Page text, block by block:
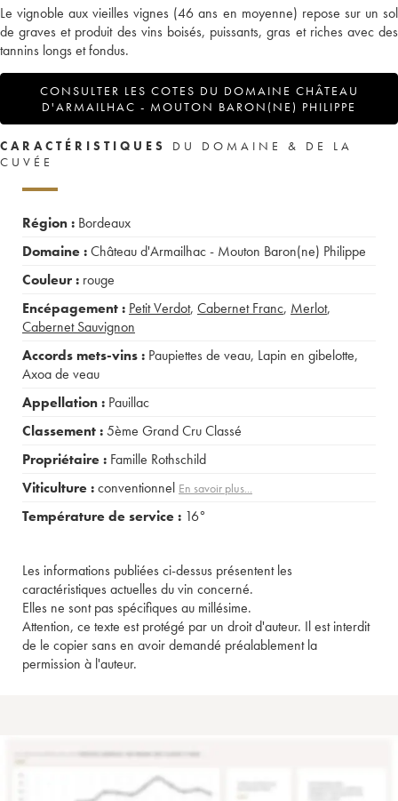
Le vignoble aux vieilles vignes (46 ans en moyenne) repose sur un sol
de graves et produit des vins boisés, puissants, gras et riches avec des
tannins longs et fondus.
CONSULTER LES COTES DU DOMAINE CHÂTEAU
D'ARMAILHAC - MOUTON BARON(NE) PHILIPPE
CARACTÉRISTIQUES
DU DOMAINE & DE LA
CUVÉE
Région : Bordeaux
Domaine :Château d'Armailhac - Mouton Baron(ne) Philippe
Couleur : rouge
Encépagement : Petit Verdot, Cabernet Franc, Merlot,
Cabernet Sauvignon
Accords mets-vins : Paupiettes de veau, Lapin en gibelotte,
Axoa de veau
Appellation : Pauillac
Classement :5ème Grand Cru Classé
Propriétaire : Famille Rothschild
Viticulture :conventionnel En savoir plus...
Température de service : 16°
Les informations publiées ci-dessus présentent les
caractéristiques actuelles du vin concerné.
Elles ne sont pas spécifiques au millésime.
Attention, ce texte est protégé par un droit d'auteur. Il est interdit
de le copier sans en avoir demandé préalablement la
permission à l'auteur.